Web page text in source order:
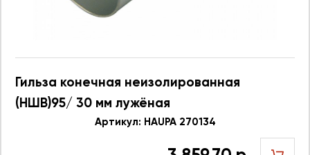
Гильза конечная неизолированная
(НШВ)95/ 30 мм лужёная
Артикул: HAUPA 270134